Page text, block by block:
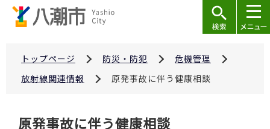
トップページ 防災・防犯
危機管理
放射線関連情報
原発事故に伴う健康相談
原発事故に伴う健康相談